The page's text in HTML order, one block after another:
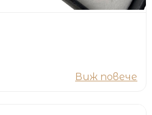
Виж повече